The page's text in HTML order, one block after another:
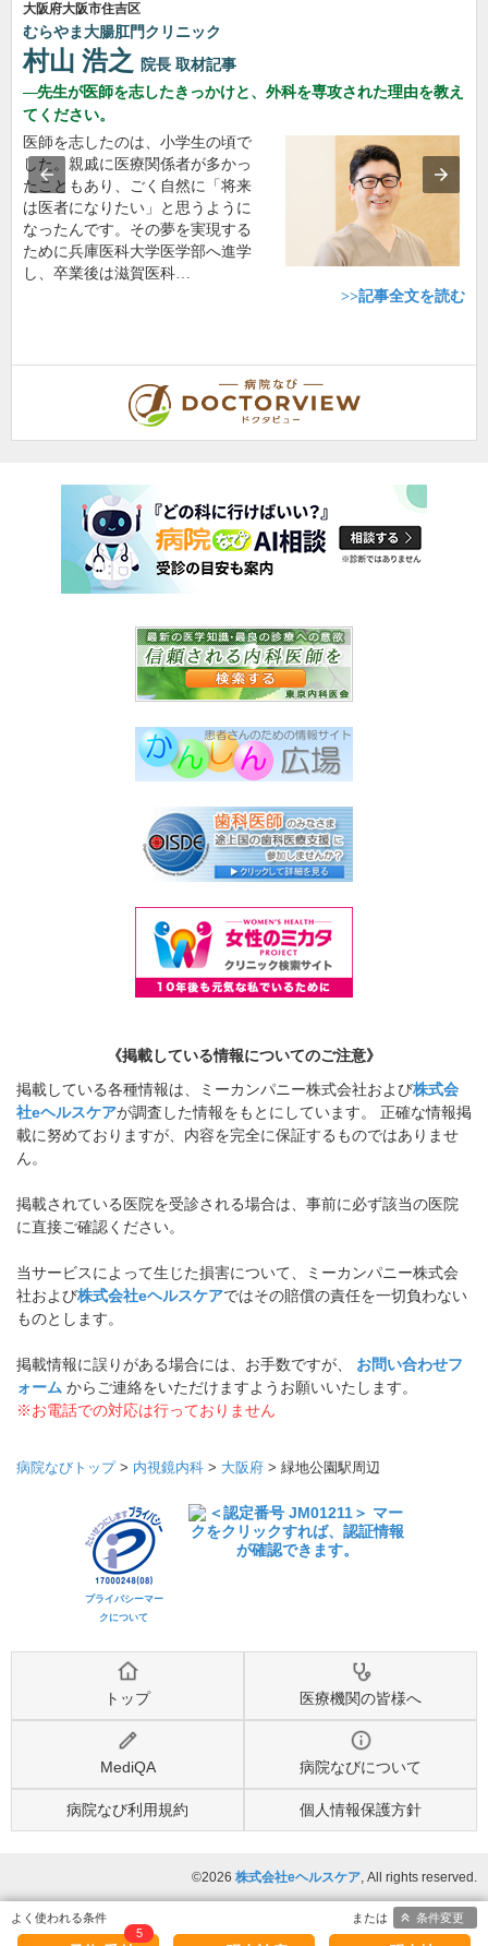
大阪府大阪市住吉区
むらやま大腸肛門クリニック
村山 浩之 院長 取材記事
先生が医師を志したきっかけと、外科を専攻された理由を教え
てください。
医師を志したのは、小学生の頃で
した。親戚に医療関係者が多かっ
たこともあり、ごく自然に「将来
は医者になりたい」と思うように
なったんです。その夢を実現する
ために兵庫医科大学医学部へ進学
し、卒業後は滋賀医科…
>>記事全文を読む
《掲載している情報についてのご注意》
掲載している各種情報は、ミーカンパニー株式会社および株式会
社eヘルスケアが調査した情報をもとにしています。 正確な情報掲
載に努めておりますが、内容を完全に保証するものではありませ
ん。
掲載されている医院を受診される場合は、事前に必ず該当の医院
に直接ご確認ください。
当サービスによって生じた損害について、ミーカンパニー株式会
社および株式会社eヘルスケアではその賠償の責任を一切負わない
ものとします。
掲載情報に誤りがある場合には、お手数ですが、 お問い合わせフ
ォーム からご連絡をいただけますようお願いいたします。
※お電話での対応は行っておりません
病院なびトップ> 内視鏡内科 > 大阪府 > 緑地公園駅周辺
プライバシーマー
クについて
トップ 医療機関の皆様へ
MediQA 病院なびについて
病院なび利用規約 個人情報保護方針
©2026 株式会社eヘルスケア, All rights reserved.
5
条件変更